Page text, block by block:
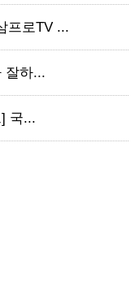
프로TV ...
잘하...
국...